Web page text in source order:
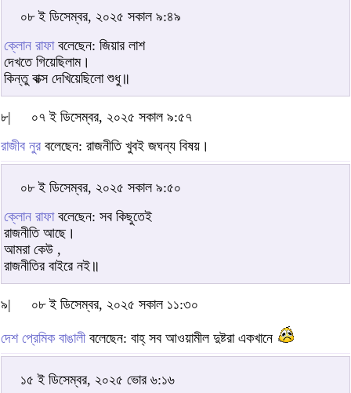
০৮ ই ডিসেম্বর, ২০২৫ সকাল ৯:৪৯
ক্লোন রাফাবলেছেন: জিয়ার লাশ
দেখতে গিয়েছিলাম।
কিন্তু বাক্স দেখিয়েছিলো শুধু॥
৮|
০৭ ই ডিসেম্বর, ২০২৫ সকাল ৯:৫৭
রাজীব নুর বলেছেন: রাজনীতি খুবই জঘন্য বিষয়।
০৮ ই ডিসেম্বর, ২০২৫ সকাল ৯:৫০
ক্লোন রাফাবলেছেন: সব কিছুতেই
রাজনীতি আছে।
আমরা কেউ ,
রাজনীতির বাইরে নই॥
৯| ০৮ ই ডিসেম্বর, ২০২৫ সকাল ১১:৩০
দেশ প্রেমিক বাঙালীবলেছেন: বাহ্ সব আওয়ামীল দুষ্টরা একখানে
১৫ ই ডিসেম্বর, ২০২৫ ভোর ৬:১৬